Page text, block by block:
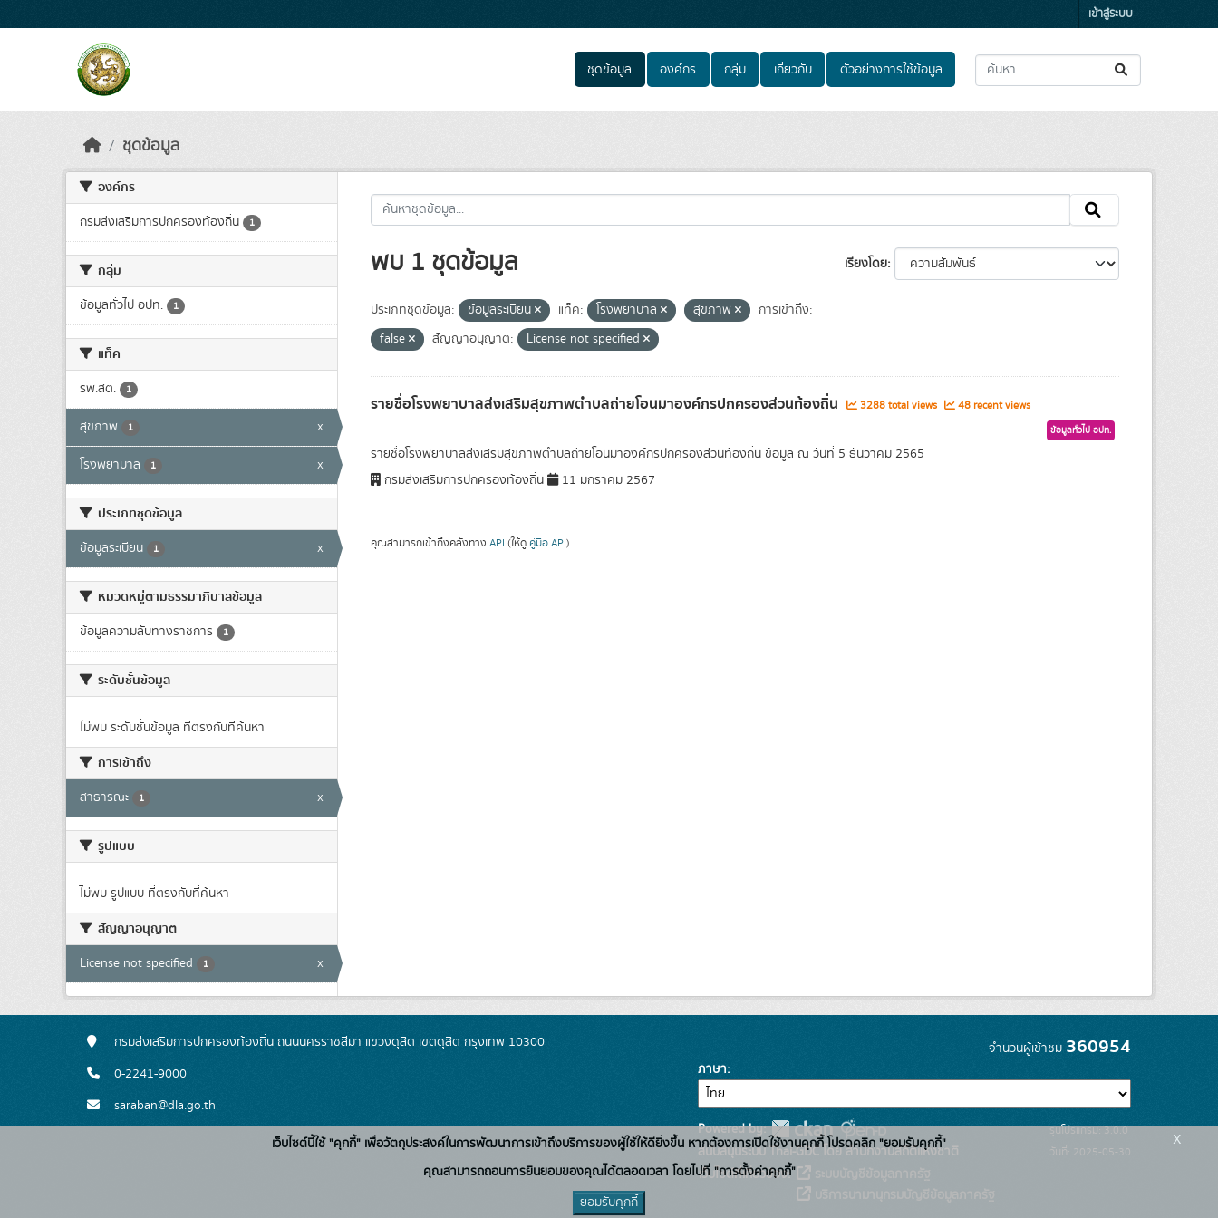
เข้าสู่ระบบ
ชุดข้อมูล องค์กร กลุ่ม เกี่ยวกับ ตัวอย่างการใช้ข้อมูล
ชุดข้อมูล
องค์กร
กรมส่งเสริมการปกครองท้องถิ่น 1
กลุ่ม
ข้อมูลทั่วไป อปท. 1
แท็ค
รพ.สต. 1
สุขภาพ 1 x
โรงพยาบาล 1 x
ประเภทชุดข้อมูล
ข้อมูลระเบียน 1 x
หมวดหมู่ตามธรรมาภิบาลข้อมูล
ข้อมูลความลับทางราชการ 1
ระดับชั้นข้อมูล
ไม่พบ ระดับชั้นข้อมูล ที่ตรงกับที่ค้นหา
การเข้าถึง
สาธารณะ 1 x
รูปแบบ
ไม่พบ รูปแบบ ที่ตรงกับที่ค้นหา
สัญญาอนุญาต
License not specified 1 x
เรียงโดย
พบ 1 ชุดข้อมูล
ประเภทชุดข้อมูล: ข้อมูลระเบียน แท็ค: โรงพยาบาล สุขภาพ
การเข้าถึง:
false
สัญญาอนุญาต: License not specified
รายชื่อโรงพยาบาลส่งเสริมสุขภาพตำบลถ่ายโอนมาองค์กรปกครองส่วนท้องถิ่น 3288 total views 48 recent views
ข้อมูลทั่วไป อปท.
รายชื่อโรงพยาบาลส่งเสริมสุขภาพตำบลถ่ายโอนมาองค์กรปกครองส่วนท้องถิ่น ข้อมูล ณ วันที่ 5 ธันวาคม 2565
กรมส่งเสริมการปกครองท้องถิ่น
11 มกราคม 2567
คุณสามารถเข้าถึงคลังทาง API (ให้ดู คู่มือ API).
กรมส่งเสริมการปกครองท้องถิ่น ถนนนครราชสีมา แขวงดุสิต เขตดุสิต กรุงเทพ 10300
0-2241-9000
saraban@dla.go.th
จำนวนผู้เข้าชม 360954
ภาษา
Powered by:
สนับสนุนระบบ Thai-GDC โดย สำนักงานสถิติแห่งชาติ
เว็บไซต์ที่เกี่ยวข้อง:
รุ่นโปรแกรม: 3.0.0
วันที่: 2025-05-30
เว็บไซต์นี้ใช้ "คุกกี้" เพื่อวัตถุประสงค์ในการพัฒนาการเข้าถึงบริการของผู้ใช้ให้ดียิ่งขึ้น หากต้องการเปิดใช้งานคุกกี้ โปรดคลิก "ยอมรับคุกกี้"
คุณสามารถถอนการยินยอมของคุณได้ตลอดเวลา โดยไปที่ "การตั้งค่าคุกกี้"
ยอมรับคุกกี้
x